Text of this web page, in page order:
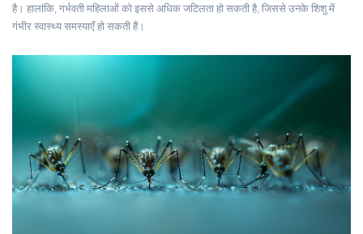
है। हालांकि, गर्भवती महिलाओं को इससे अधिक जटिलता हो सकती है, जिससे उनके शिशु में
गंभीर स्वास्थ्य समस्याएँ हो सकती हैं।